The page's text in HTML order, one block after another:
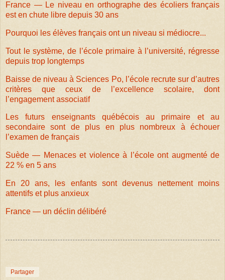
France — Le niveau en orthographe des écoliers français
est en chute libre depuis 30 ans
Pourquoi les élèves français ont un niveau si médiocre...
Tout le système, de l’école primaire à l’université, régresse
depuis trop longtemps
Baisse de niveau à Sciences Po, l’école recrute sur d’autres
critères que ceux de l’excellence scolaire, dont
l’engagement associatif
Les futurs enseignants québécois au primaire et au
secondaire sont de plus en plus nombreux à échouer
l’examen de français
Suède — Menaces et violence à l’école ont augmenté de
22 % en 5 ans
En 20 ans, les enfants sont devenus nettement moins
attentifs et plus anxieux
France — un déclin délibéré
Partager